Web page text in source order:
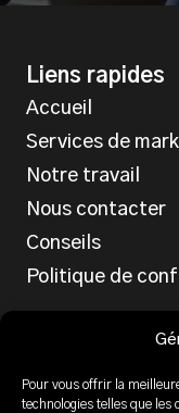
Pour vous offrir la
technologies telles que les
Liens rapides
Accueil
Services de
Notre travail
Nous contacter
Conseils
Politique de
Conception et
SEO